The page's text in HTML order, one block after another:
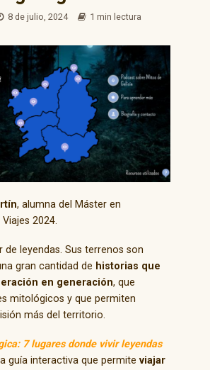
8 de julio, 2024 1 min lectura
, alumna del Máster en
2024.
de leyendas. Sus terrenos son
gran cantidad de historias que
en generación, que
mitológicos y que permiten
más del territorio.
7 lugares donde vivir leyendas
guía interactiva que permite viajar